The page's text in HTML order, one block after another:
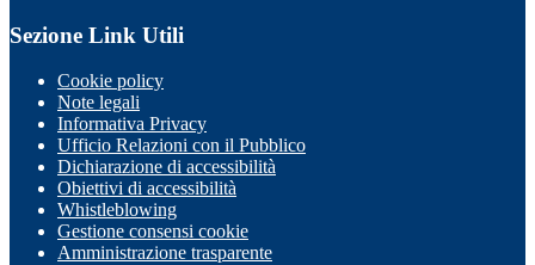
Sezione Link Utili
Cookie policy
Note legali
Informativa Privacy
Ufficio Relazioni con il Pubblico
Dichiarazione di accessibilità
Obiettivi di accessibilità
Whistleblowing
Gestione consensi cookie
Amministrazione trasparente